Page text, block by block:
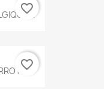
favorite_border
favorite_border